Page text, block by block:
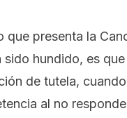
que presenta la
sido hundido, es
de tutela,
al no